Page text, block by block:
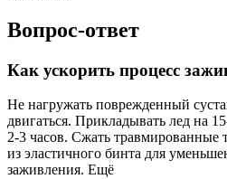
Вопрос-ответ
Как ускорить процесс
Не нагружать поврежденный
двигаться. Прикладывать лед на
2-3 часов. Сжать травмированные
из эластичного бинта для
заживления. Ещё